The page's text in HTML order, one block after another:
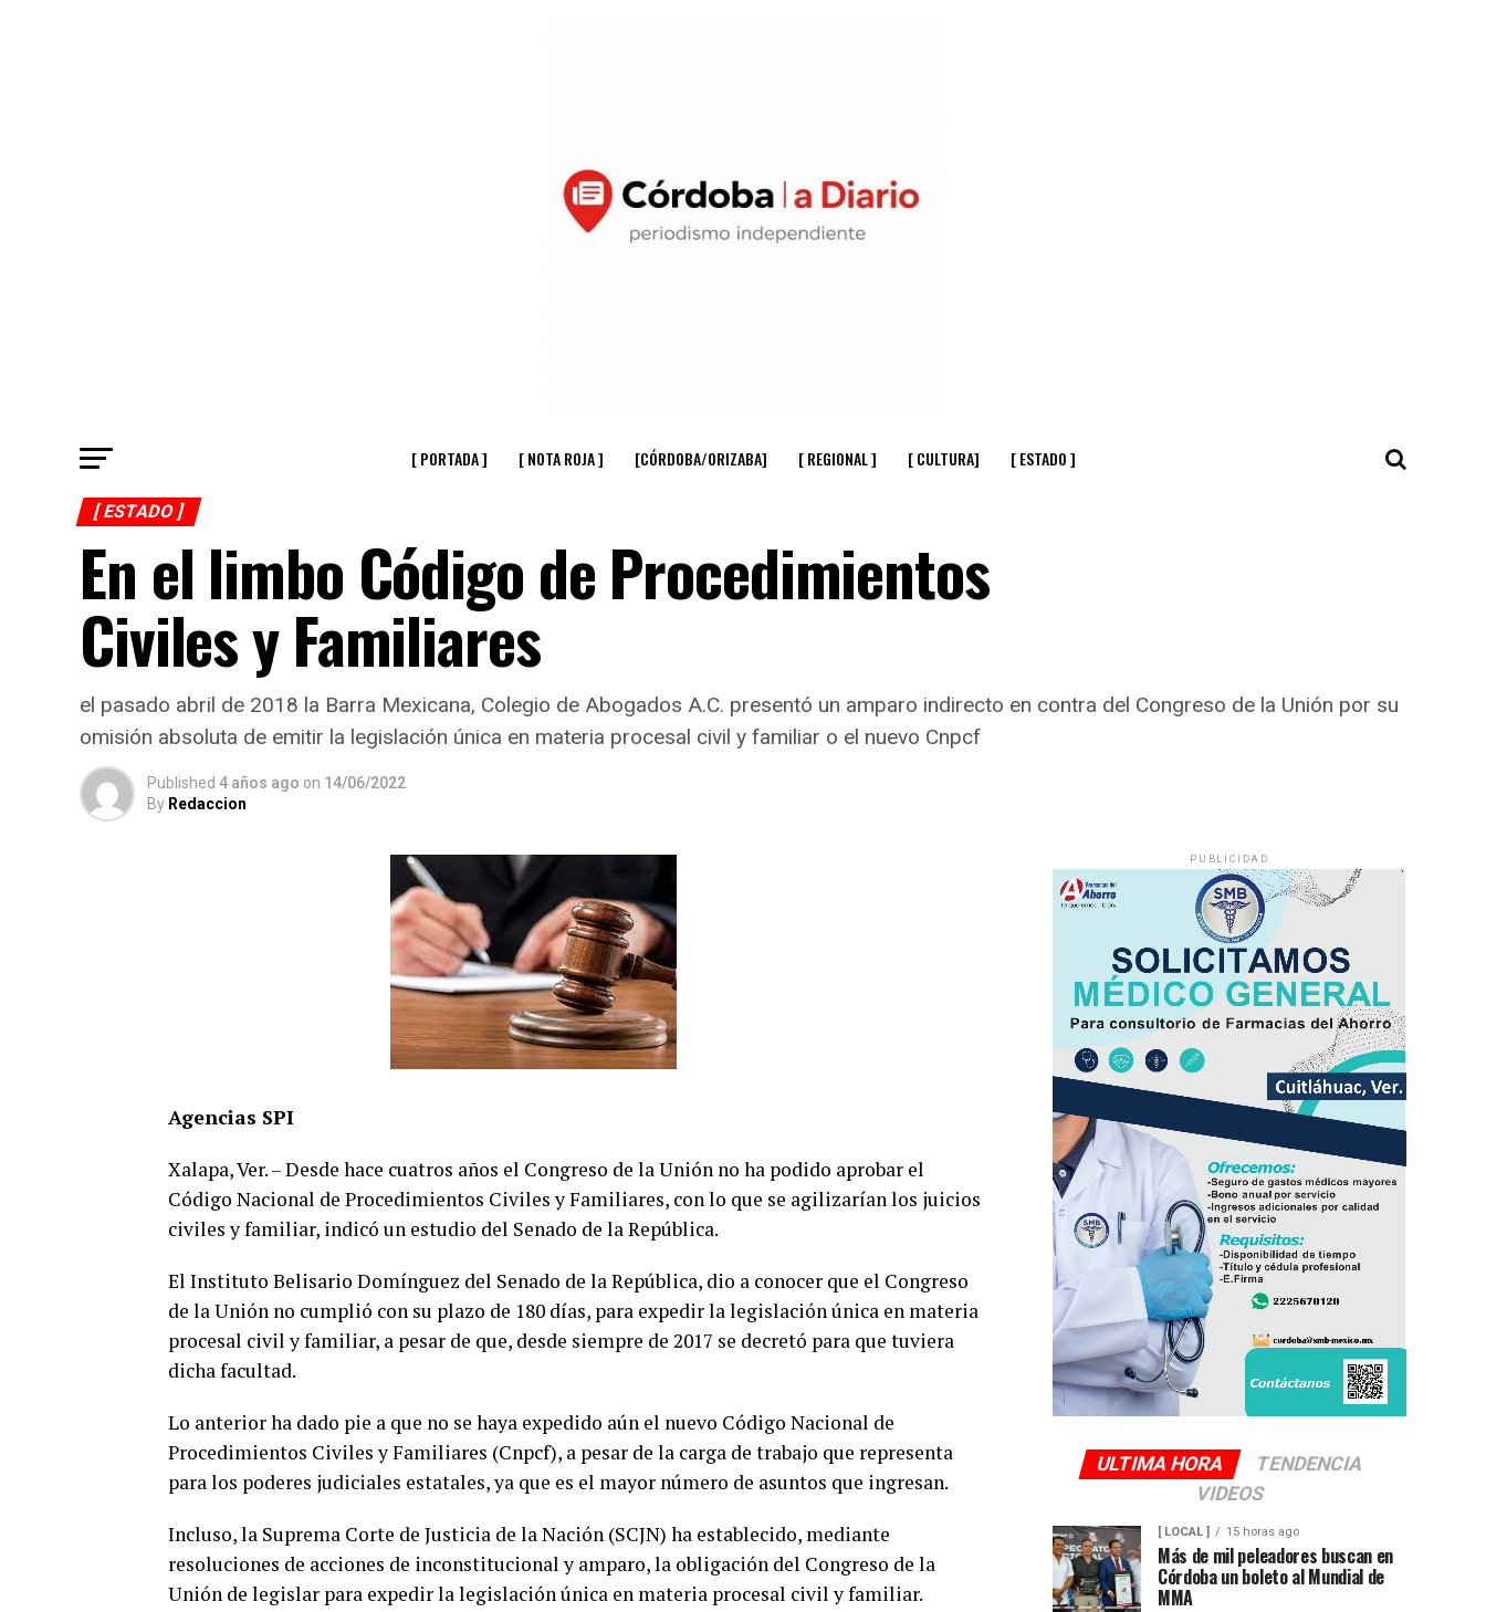
[ PORTADA ] [ NOTA ROJA ] [CÓRDOBA/ORIZABA] [ REGIONAL ] [ CULTURA] [ ESTADO ]
[ ESTADO ]
En el limbo Código de Procedimientos
Civiles y Familiares
el pasado abril de 2018 la Barra Mexicana, Colegio de Abogados A.C. presentó un amparo indirecto en contra del Congreso de la Unión por su
omisión absoluta de emitir la legislación única en materia procesal civil y familiar o el nuevo Cnpcf
Published 4 años ago on 14/06/2022
By Redaccion
Agencias SPI
Xalapa, Ver. – Desde hace cuatros años el Congreso de la Unión no ha podido aprobar el
Código Nacional de Procedimientos Civiles y Familiares, con lo que se agilizarían los juicios
civiles y familiar, indicó un estudio del Senado de la República.
El Instituto Belisario Domínguez del Senado de la República, dio a conocer que el Congreso
de la Unión no cumplió con su plazo de 180 días, para expedir la legislación única en materia
procesal civil y familiar, a pesar de que, desde siempre de 2017 se decretó para que tuviera
dicha facultad.
Lo anterior ha dado pie a que no se haya expedido aún el nuevo Código Nacional de
Procedimientos Civiles y Familiares (Cnpcf), a pesar de la carga de trabajo que representa
para los poderes judiciales estatales, ya que es el mayor número de asuntos que ingresan.
Incluso, la Suprema Corte de Justicia de la Nación (SCJN) ha establecido, mediante
resoluciones de acciones de inconstitucional y amparo, la obligación del Congreso de la
Unión de legislar para expedir la legislación única en materia procesal civil y familiar.
PUBLICIDAD
ULTIMA HORA
TENDENCIA
VIDEOS
[ LOCAL ] 15 horas ago
Más de mil peleadores buscan en
Córdoba un boleto al Mundial de
MMA